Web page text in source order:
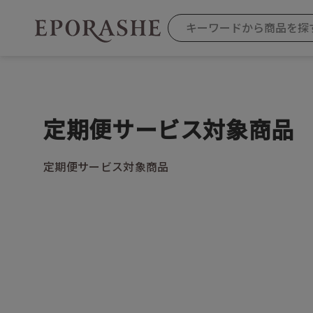
定期便サービス対象商品
定期便サービス対象商品